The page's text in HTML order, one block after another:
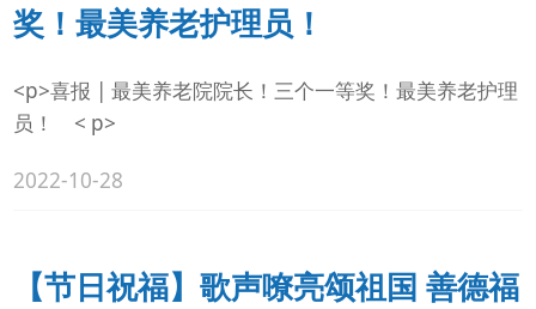
奖！最美养老护理员！
<p>喜报 | 最美养老院院长！三个一等奖！最美养老护理
员！ < p>
2022-10-28
【节日祝福】歌声嘹亮颂祖国 善德福